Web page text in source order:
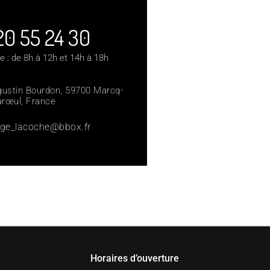
55 24 30​
: de 8h à 12h et 14h à 18h
Bourdon, 59700 Marcq-
France
Horaires d’ouverture